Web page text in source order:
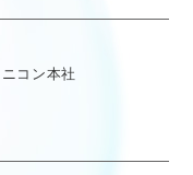
コン本社